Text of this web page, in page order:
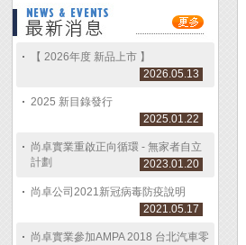
【 2026年度 新品上市 】
2026.05.13
2025 新目錄發行
2025.01.22
尚卓實業重啟正向循環 - 無家者自立
計劃
2023.01.20
尚卓公司2021新冠病毒防疫說明
2021.05.17
尚卓實業參加AMPA 2018 台北汽車零